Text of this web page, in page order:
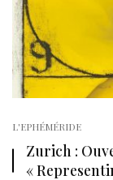
L'EPHÉMÉRIDE
Zurich :
«